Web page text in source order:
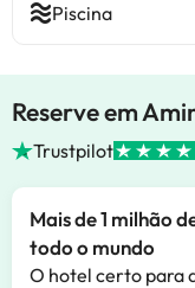
Piscina
Reserve em
Trustpilot
Mais de 1 milhão
todo o mundo
O hotel certo para